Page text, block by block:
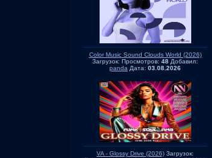
Color Music Sound Clouds World (2026)
Загрузок: Просмотров: 48 Добавил:
panda Дата: 03.08.2026
VA - Glossy Drive (2026) Загрузок: